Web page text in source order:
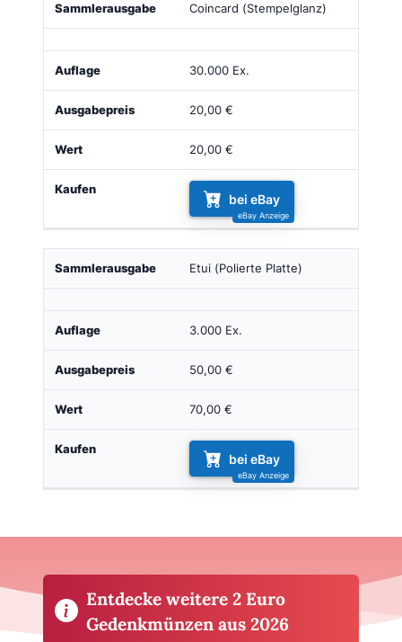
Sammlerausgabe Bild Auflage Ausgabepreis
Coincard (Stempelglanz)
30.000 Ex.
20,00 €
20,00 €
bei eBay
Etui (Polierte Platte)
3.000 Ex.
50,00 €
70,00 €
bei eBay
Entdecke weitere 2 Euro
Gedenkmünzen aus 2026